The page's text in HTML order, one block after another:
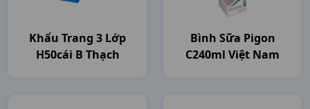
Khẩu Trang 3 Lớp
H50cái B Thạch
Bình Sữa Pigon
C240ml Việt Nam